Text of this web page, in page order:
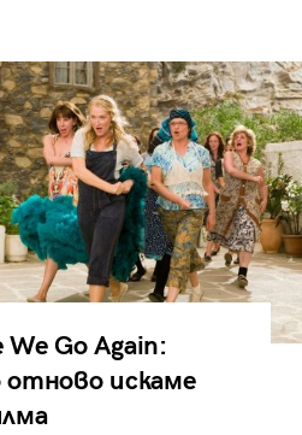
Go Again:
искаме